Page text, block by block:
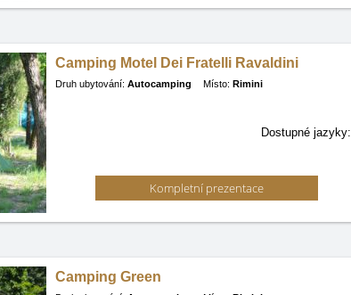
Camping Motel Dei Fratelli Ravaldini
Druh ubytování: Autocamping Místo: Rimini
Dostupné jazyky:
Kompletní prezentace
Camping Green